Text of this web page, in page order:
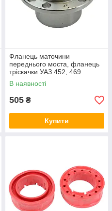
Фланець маточини
переднього моста, фланець
тріскачки УАЗ 452, 469
провідний 10 отворів
В наявності
505 ₴
Купити